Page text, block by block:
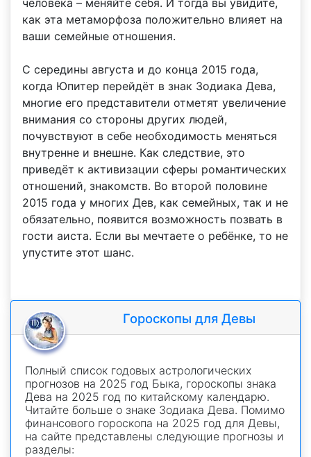
как эта метаморфоза положительно влияет на
ваши семейные отношения.
С середины августа и до конца 2015 года,
когда Юпитер перейдёт в знак Зодиака Дева,
многие его представители отметят увеличение
внимания со стороны других людей,
почувствуют в себе необходимость меняться
внутренне и внешне. Как следствие, это
приведёт к активизации сферы романтических
отношений, знакомств. Во второй половине
2015 года у многих Дев, как семейных, так и не
обязательно, появится возможность позвать в
гости аиста. Если вы мечтаете о ребёнке, то не
упустите этот шанс.
Гороскопы для Девы
Полный список годовых астрологических
прогнозов на 2025 год Быка, гороскопы знака
Дева на 2025 год по китайскому календарю.
Читайте больше о знаке Зодиака Дева. Помимо
финансового гороскопа на 2025 год для Девы,
на сайте представлены следующие прогнозы и
разделы: